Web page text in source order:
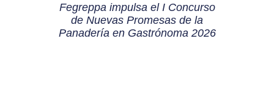
Fegreppa impulsa el I Concurso
de Nuevas Promesas de la
Panadería en Gastrónoma 2026